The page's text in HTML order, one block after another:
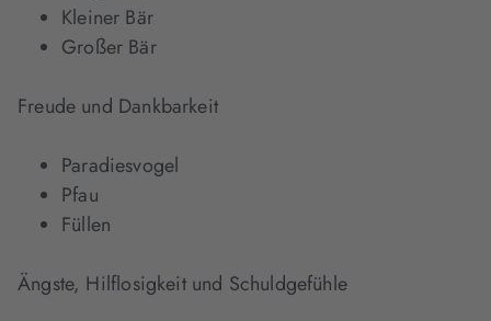
Kleiner Bär
Großer Bär
Freude und Dankbarkeit
Paradiesvogel
Pfau
Füllen
Ängste, Hilflosigkeit und Schuldgefühle